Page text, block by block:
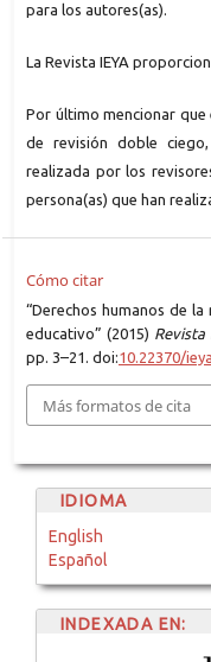
para los autores(as).
La Revista IEYA
Por último mencionar
de revisión doble
realizada por los
persona(as) que han
Cómo citar
“Derechos humanos de
educativo” (2015) Revista
pp. 3–21. doi:10.22370/
Más formatos de cita
IDIOMA
English
Español
INDEXADA EN: